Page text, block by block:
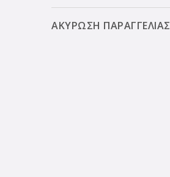
ΑΚΥΡΩΣΗ ΠΑΡΑΓΓΕΛΙΑΣ